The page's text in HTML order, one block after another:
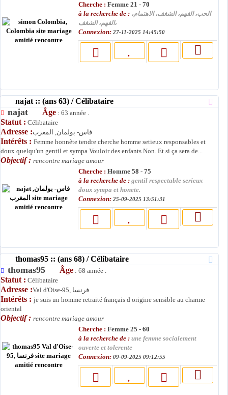
Cherche : Femme 21 - 70
à la recherche de : الحب، الفهم، الشغف، الاهتمام،
الفهم، الشغف،
Connexion: 27-11-2025 14:45:50
najat :: (ans 63) / Célibataire
najat Âge : 63 année .
Statut : Célibataire
Adresse :فاس- بولمان, المغرب
Intérêts : Femme honnête tendre cherche homme setieux responsables et
doux quelqu'un gentil et sympa Vouloir des enfants Non. Et si ça sera de...
Objectif : rencontre mariage amour
Cherche : Homme 58 - 75
à la recherche de : gentil respectable serieux
doux sympa et honete.
Connexion: 25-09-2025 13:51:31
thomas95 :: (ans 68) / Célibataire
thomas95 Âge : 68 année .
Statut : Célibataire
Adresse : Val d'Oise-95, فرنسا
Intérêts : je suis un homme retraité français d origine sensible au charme
oriental
Objectif : rencontre mariage amour
Cherche : Femme 25 - 60
à la recherche de : une femme socialement
ouverte et tolerente
Connexion: 09-09-2025 09:12:55